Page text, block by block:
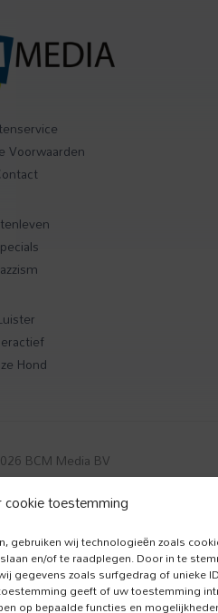
cookie toestemming
gebruiken wij technologieën zoals
en/of te raadplegen. Door in te
gegevens zoals surfgedrag of unieke
geeft of uw toestemming
op bepaalde functies en
Voorwaarden
Hond
BCM Media BV